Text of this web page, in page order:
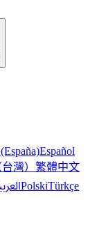
Español
灣） 繁體中文
PolskiTürkçe